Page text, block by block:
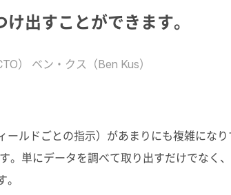
出すことができます。
） ベン・クス（Ben Kus）
ルドごとの指示）があまりにも複雑にな
。単にデータを調べて取り出すだけでなく